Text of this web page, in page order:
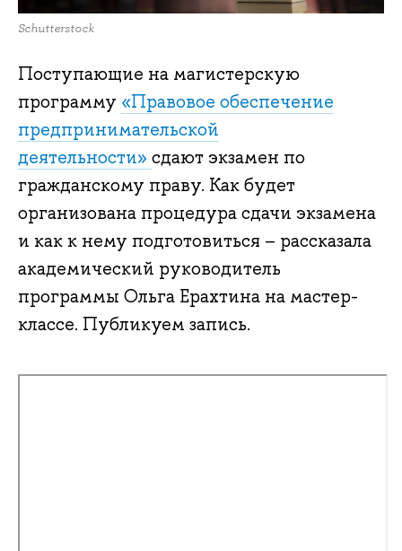
Schutterstock
Поступающие на магистерскую
программу «Правовое обеспечение
предпринимательской
деятельности» сдают экзамен по
гражданскому праву. Как будет
организована процедура сдачи экзамена
и как к нему подготовиться – рассказала
академический руководитель
программы Ольга Ерахтина на мастер-
классе. Публикуем запись.